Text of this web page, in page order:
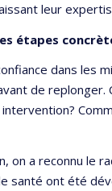
leur
étapes
dans les
de
on a reconnu le
santé ont été